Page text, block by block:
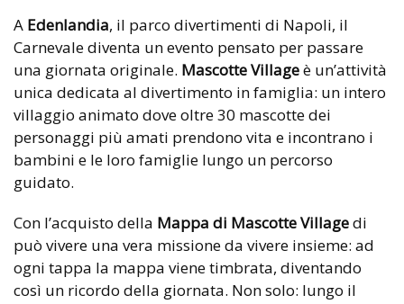
A Edenlandia, il parco divertimenti di Napoli, il
Carnevale diventa un evento pensato per passare
una giornata originale. Mascotte Villageè un’attività
unica dedicata al divertimento in famiglia: un intero
villaggio animato dove oltre 30 mascotte dei
personaggi più amati prendono vita e incontrano i
bambini e le loro famiglie lungo un percorso
guidato.
Con l’acquisto della Mappa di Mascotte Villagedi
può vivere una vera missione da vivere insieme: ad
ogni tappa la mappa viene timbrata, diventando
così un ricordo della giornata. Non solo: lungo il